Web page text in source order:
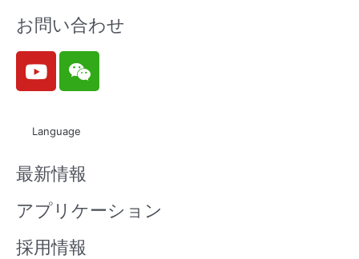
お問い合わせ
Y
o
u
b
e
W
e
i
n
Language
最新情報
アプリケーション
採用情報